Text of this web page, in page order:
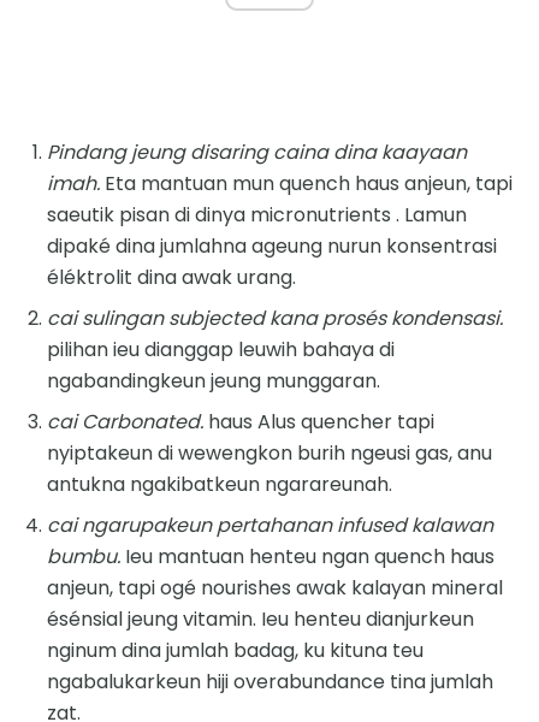
Pindang jeung disaring caina dina kaayaan
imah. Eta mantuan mun quench haus anjeun, tapi
saeutik pisan di dinya micronutrients . Lamun
dipaké dina jumlahna ageung nurun konsentrasi
éléktrolit dina awak urang.
cai sulingan subjected kana prosés kondensasi.
pilihan ieu dianggap leuwih bahaya di
ngabandingkeun jeung munggaran.
cai Carbonated. haus Alus quencher tapi
nyiptakeun di wewengkon burih ngeusi gas, anu
antukna ngakibatkeun ngarareunah.
cai ngarupakeun pertahanan infused kalawan
bumbu. Ieu mantuan henteu ngan quench haus
anjeun, tapi ogé nourishes awak kalayan mineral
ésénsial jeung vitamin. Ieu henteu dianjurkeun
nginum dina jumlah badag, ku kituna teu
ngabalukarkeun hiji overabundance tina jumlah
zat.